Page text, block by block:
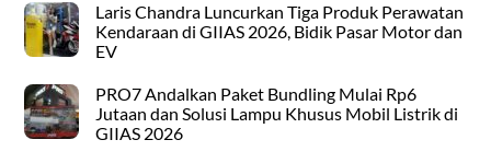
Laris Chandra Luncurkan Tiga Produk Perawatan
Kendaraan di GIIAS 2026, Bidik Pasar Motor dan
EV
PRO7 Andalkan Paket Bundling Mulai Rp6
Jutaan dan Solusi Lampu Khusus Mobil Listrik di
GIIAS 2026